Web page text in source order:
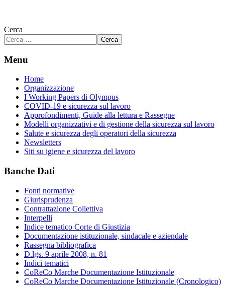
Cerca
Cerca
Menu
Home
Organizzazione
I Working Papers di Olympus
COVID-19 e sicurezza sul lavoro
Approfondimenti, Guide alla lettura e Rassegne
Modelli organizzativi e di gestione della sicurezza sul lavoro
Salute e sicurezza degli operatori della sicurezza
Newsletters
Siti su igiene e sicurezza del lavoro
Banche Dati
Fonti normative
Giurisprudenza
Contrattazione Collettiva
Interpelli
Indice tematico Corte di Giustizia
Documentazione istituzionale, sindacale e aziendale
Rassegna bibliografica
D.lgs. 9 aprile 2008, n. 81
Indici tematici
CoReCo Marche Documentazione Istituzionale
CoReCo Marche Documentazione Istituzionale (Cronologico)